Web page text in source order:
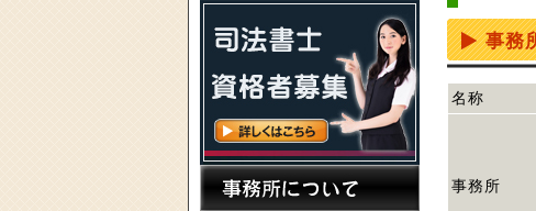
事務
名称
事務所